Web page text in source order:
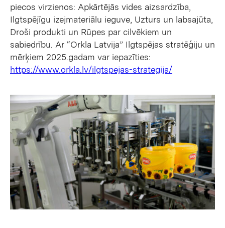
piecos virzienos: Apkārtējās vides aizsardzība,
Ilgtspējīgu izejmateriālu ieguve, Uzturs un labsajūta,
Droši produkti un Rūpes par cilvēkiem un
sabiedrību. Ar “Orkla Latvija” Ilgtspējas stratēģiju un
mērķiem 2025.gadam var iepazīties:
https://www.orkla.lv/ilgtspejas-strategija/